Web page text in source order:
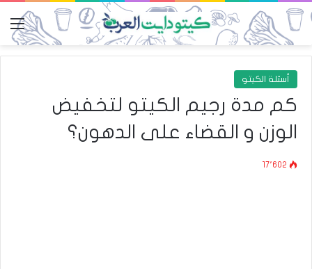
أسئلة الكيتو
كم مدة رجيم الكيتو لتخفيض
الوزن و القضاء على الدهون؟
17٬602